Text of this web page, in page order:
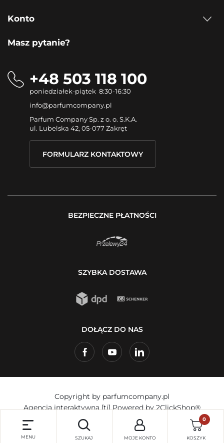
Konto
Masz pytanie?
+48 503 118 100
poniedziałek-piątek 8:30-16:30
info@parfumcompany.pl
Parfum Company Sp. z o. o. S.K.A.
ul. Lubelska 42, 05-077 Zakręt
FORMULARZ KONTAKTOWY
BEZPIECZNE PŁATNOŚCI
SZYBKA DOSTAWA
DOŁĄCZ DO NAS
Copyright by parfumcompany.pl
Agencja interaktywna[ti]Powered by2ClickShop®
MENU SZUKAJ MOJE KONTO
0
KOSZYK